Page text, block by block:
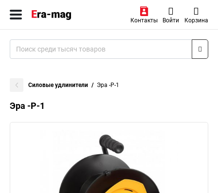
Контакты Войти Корзина
Силовые удлинители Эра -P-1
Эра -P-1